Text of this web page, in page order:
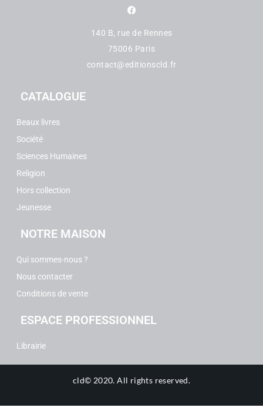
140 B, rue de Rennes
75006 Paris
contact@editionscld.fr
CATALOGUE
Beaux livres
Société
Sciences Humaines
Religion
Hors collection
Jeunesse
NOTRE MAISON
Qui sommes-nous ?
Nous contacter
Conditions de vente
ESPACE PROFESSIONNEL
Librairie
cld© 2020.All rights reserved.